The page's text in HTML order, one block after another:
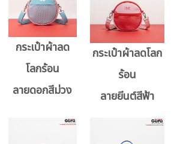
กระเป๋าผ้าลด
โลกร้อน
ลายดอกสีม่วง
กระเป๋าผ้าลดโลก
ร้อน
ลายยีนต์สีฟ้า